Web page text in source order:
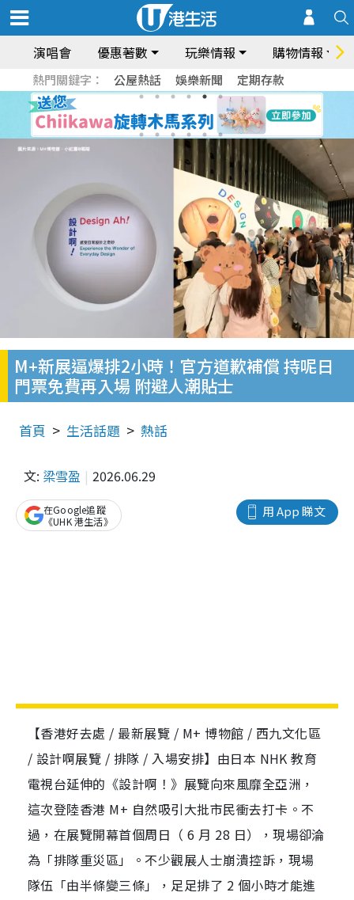
演唱會 優惠著數 玩樂情報 購物情報
熱門關鍵字： 公屋熱話 娛樂新聞 定期存款
M+新展逼爆排2小時！官方道歉補償 持呢日
門票免費再入場 附避人潮貼士
首頁 生活話題 熱話
文: 梁雪盈 2026.06.29
用 App 睇文
在Google追蹤
《UHK 港生活》
【香港好去處 / 最新展覽 / M+ 博物館 / 西九文化區
/ 設計啊展覽 / 排隊 / 入場安排】由日本 NHK 教育
電視台延伸的《設計啊！》展覽向來風靡全亞洲，
這次登陸香港 M+ 自然吸引大批市民衝去打卡。不
過，在展覽開幕首個周日（ 6 月 28 日），現場卻淪
為「排隊重災區」。不少觀展人士崩潰控訴，現場
隊伍「由半條變三條」，足足排了 2 個小時才能進